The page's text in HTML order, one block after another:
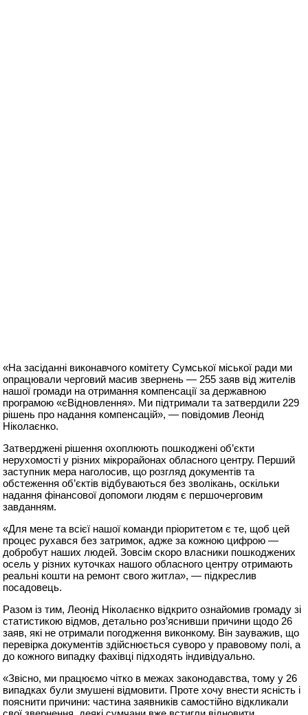
«На засіданні виконавчого комітету Сумської міської ради ми
опрацювали черговий масив звернень — 255 заяв від жителів
нашої громади на отримання компенсації за державною
програмою «єВідновлення». Ми підтримали та затвердили 229
рішень про надання компенсацій», — повідомив Леонід
Ніколаєнко.
Затверджені рішення охоплюють пошкоджені об’єкти
нерухомості у різних мікрорайонах обласного центру. Перший
заступник мера наголосив, що розгляд документів та
обстеження об’єктів відбуваються без зволікань, оскільки
надання фінансової допомоги людям є першочерговим
завданням.
«Для мене та всієї нашої команди пріоритетом є те, щоб цей
процес рухався без затримок, адже за кожною цифрою —
добробут наших людей. Зовсім скоро власники пошкоджених
осель у різних куточках нашого обласного центру отримають
реальні кошти на ремонт свого житла», — підкреслив
посадовець.
Разом із тим, Леонід Ніколаєнко відкрито ознайомив громаду зі
статистикою відмов, детально роз’яснивши причини щодо 26
заяв, які не отримали погодження виконкому. Він зауважив, що
перевірка документів здійснюється суворо у правовому полі, а
до кожного випадку фахівці підходять індивідуально.
«Звісно, ми працюємо чітко в межах законодавства, тому у 26
випадках були змушені відмовити. Проте хочу внести ясність і
пояснити причини: частина заявників самостійно відкликали